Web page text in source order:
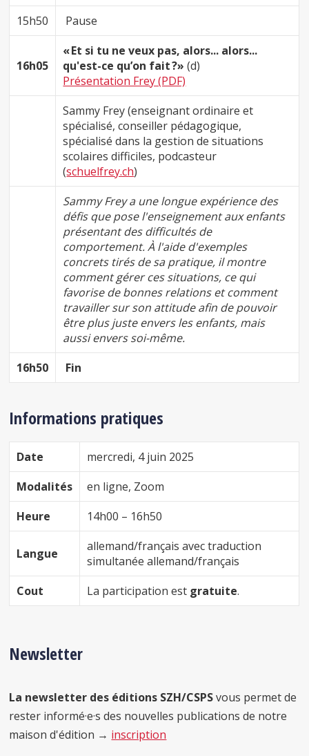
15h50 Pause
16h05
« Et si tu ne veux pas, alors... alors...
qu'est-ce qu’on fait ?»(d)
Présentation Frey (PDF)
Sammy Frey (enseignant ordinaire et
spécialisé, conseiller pédagogique,
spécialisé dans la gestion de situations
scolaires difficiles, podcasteur
(schuelfrey.ch)
Sammy Frey a une longue expérience des
défis que pose l'enseignement aux enfants
présentant des difficultés de
comportement. À l'aide d'exemples
concrets tirés de sa pratique, il montre
comment gérer ces situations, ce qui
favorise de bonnes relations et comment
travailler sur son attitude afin de pouvoir
être plus juste envers les enfants, mais
aussi envers soi-même.
16h50
Fin
Informations pratiques
Date
mercredi, 4 juin 2025
Modalités
en ligne, Zoom
Heure
14h00 – 16h50
Langue
allemand/français avec traduction
simultanée allemand/français
Cout
La participation est gratuite.
Newsletter
La newsletter des éditions SZH/CSPSvous permet de
rester informé·e·s des nouvelles publications de notre
maison d'édition → inscription